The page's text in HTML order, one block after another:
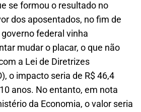
se formou o resultado no
dos aposentados, no fim de
federal vinha
mudar o placar, o que não
a Lei de Diretrizes
o impacto seria de R$ 46,4
anos. No entanto, em nota
da Economia, o valor seria